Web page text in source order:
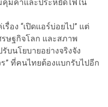
คุ้มค่าและประหยัดไฟใน
อง “เปิดแอร์บ่อยไป” แต่
รษฐกิจโลก และสภาพ
บนโยบายอย่างจริงจัง
” ที่คนไทยต้องแบกรับไปอีก